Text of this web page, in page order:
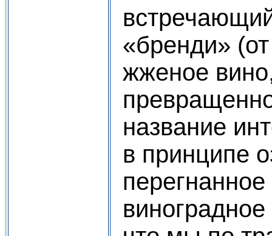
«бренди»
жженое
название
в принципе
перегнанное